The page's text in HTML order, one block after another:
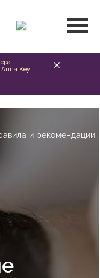
и рекомендации
Anna Key